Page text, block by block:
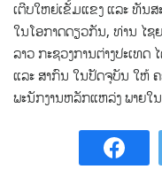
ເຕີບໃຫຍ່ເຂັ້ມແຂງ ແລະ ທັນ
ໃນໂອກາດດຽວກັນ, ທ່ານ ໄຊ
ລາວ ກະຊວງການຕ່າງປະເທ
ແລະ ສາກົນ ໃນປັດຈຸບັນ ໃຫ້
ພະນັກງານຫລັກແຫລ່ງ ພາຍໃ